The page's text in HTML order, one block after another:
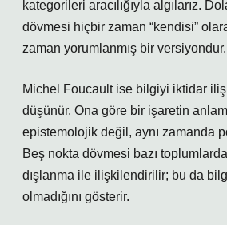
kategorileri aracılığıyla algılarız.
dövmesi hiçbir zaman “kendisi”
zaman yorumlanmış bir versiyondur.
Michel Foucault ise bilgiyi iktidar
düşünür. Ona göre bir işaretin
epistemolojik değil, aynı zamanda
Beş nokta dövmesi bazı
dışlanma ile ilişkilendirilir; bu da
olmadığını gösterir.